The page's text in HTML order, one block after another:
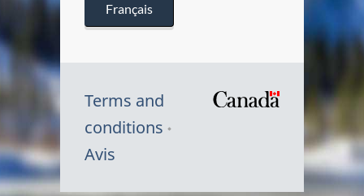
Français
Terms and
conditions
Avis
Symbole